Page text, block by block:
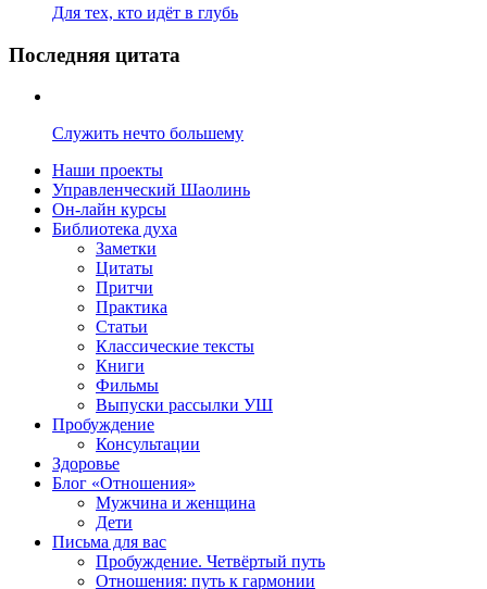
Для тех, кто идёт в глубь
Последняя цитата
Служить нечто большему
Наши проекты
Управленческий Шаолинь
Он-лайн курсы
Библиотека духа
Заметки
Цитаты
Притчи
Практика
Статьи
Классические тексты
Книги
Фильмы
Выпуски рассылки УШ
Пробуждение
Консультации
Здоровье
Блог «Отношения»
Мужчина и женщина
Дети
Письма для вас
Пробуждение. Четвёртый путь
Отношения: путь к гармонии